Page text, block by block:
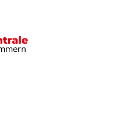
Lebensmittel